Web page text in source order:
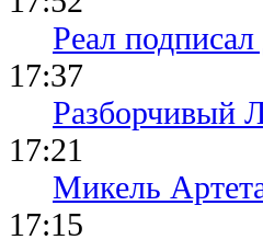
Реал
17:37
Разборчивый
17:21
Микель
17:15